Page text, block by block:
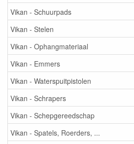
Vikan - Schuurpads
Vikan - Stelen
Vikan - Ophangmateriaal
Vikan - Emmers
Vikan - Waterspuitpistolen
Vikan - Schrapers
Vikan - Schepgereedschap
Vikan - Spatels, Roerders, ...